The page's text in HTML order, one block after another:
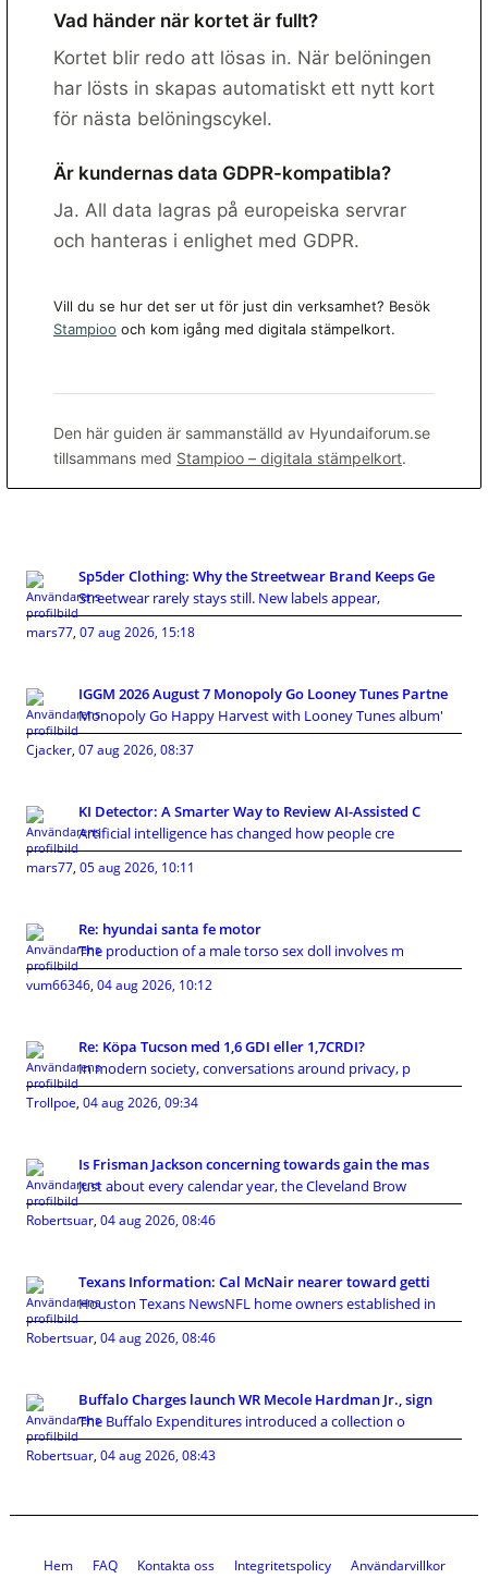
Vad händer när kortet är fullt?
Kortet blir redo att lösas in. När belöningen
har lösts in skapas automatiskt ett nytt kort
för nästa belöningscykel.
Är kundernas data GDPR-kompatibla?
Ja. All data lagras på europeiska servrar
och hanteras i enlighet med GDPR.
Vill du se hur det ser ut för just din verksamhet? Besök
Stampioo och kom igång med digitala stämpelkort.
Den här guiden är sammanställd av Hyundaiforum.se
tillsammans med Stampioo – digitala stämpelkort.
Sp5der Clothing: Why the Streetwear Brand Keeps Ge
Streetwear rarely stays still. New labels appear,
mars77, 07 aug 2026, 15:18
IGGM 2026 August 7 Monopoly Go Looney Tunes Partne
Monopoly Go Happy Harvest with Looney Tunes album'
Cjacker, 07 aug 2026, 08:37
KI Detector: A Smarter Way to Review AI-Assisted C
Artificial intelligence has changed how people cre
mars77, 05 aug 2026, 10:11
Re: hyundai santa fe motor
The production of a male torso sex doll involves m
vum66346, 04 aug 2026, 10:12
Re: Köpa Tucson med 1,6 GDI eller 1,7CRDI?
In modern society, conversations around privacy, p
Trollpoe, 04 aug 2026, 09:34
Is Frisman Jackson concerning towards gain the mas
Just about every calendar year, the Cleveland Brow
Robertsuar, 04 aug 2026, 08:46
Texans Information: Cal McNair nearer toward getti
Houston Texans NewsNFL home owners established in
Robertsuar, 04 aug 2026, 08:46
Buffalo Charges launch WR Mecole Hardman Jr., sign
The Buffalo Expenditures introduced a collection o
Robertsuar, 04 aug 2026, 08:43
Hem FAQ Kontakta oss Integritetspolicy
Användarvillkor